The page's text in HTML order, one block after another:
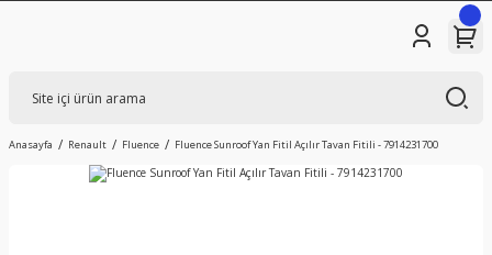
Anasayfa Renault Fluence Fluence Sunroof Yan Fitil Açılır Tavan Fitili - 7914231700